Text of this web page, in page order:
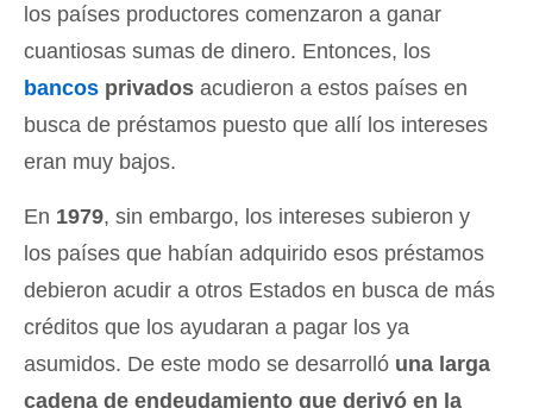
los países productores comenzaron a ganar
cuantiosas sumas de dinero. Entonces, los
bancos privados acudieron a estos países en
busca de préstamos puesto que allí los intereses
eran muy bajos.
En 1979, sin embargo, los intereses subieron y
los países que habían adquirido esos préstamos
debieron acudir a otros Estados en busca de más
créditos que los ayudaran a pagar los ya
asumidos. De este modo se desarrolló una larga
cadena de endeudamiento que derivó en la